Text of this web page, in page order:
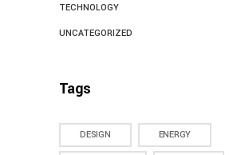
TECHNOLOGY
UNCATEGORIZED
Tags
DESIGN ENERGY